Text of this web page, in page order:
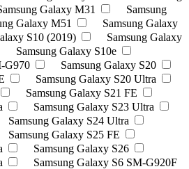
Galaxy M31
Samsung
Galaxy M51
Samsung Galaxy
S10 (2019)
Samsung Galaxy
Samsung Galaxy S10e
G970
Samsung Galaxy S20
Samsung Galaxy S20 Ultra
Samsung Galaxy S21 FE
Samsung Galaxy S23 Ultra
Samsung Galaxy S24 Ultra
Samsung Galaxy S25 FE
Samsung Galaxy S26
Samsung Galaxy S6 SM-G920F